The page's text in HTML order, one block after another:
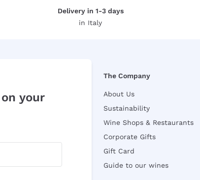
Delivery in 1-3 days
in Italy
on your
The Company
About Us
Sustainability
Wine Shops & Restaurants
Corporate Gifts
Gift Card
Guide to our wines